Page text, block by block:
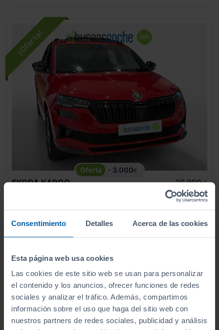
Consentimiento Detalles Acerca de las cookies
Esta página web usa cookies
Las cookies de este sitio web se usan para personalizar
el contenido y los anuncios, ofrecer funciones de redes
sociales y analizar el tráfico. Además, compartimos
información sobre el uso que haga del sitio web con
nuestros partners de redes sociales, publicidad y análisis
- 3.000€
SKODA KAROQ
Automático
Gasolina
29.990 €
26.990 €
321 €/mes
C